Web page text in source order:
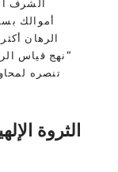
الشرف
أموالك
الرهان
“نهج قياس
تنصره
الثروة